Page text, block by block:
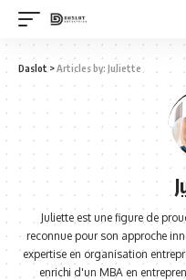
Daslot >Articles by: Juliette
Juliette est une figure de
reconnue pour son approche
expertise en organisation
enrichi d'un MBA en